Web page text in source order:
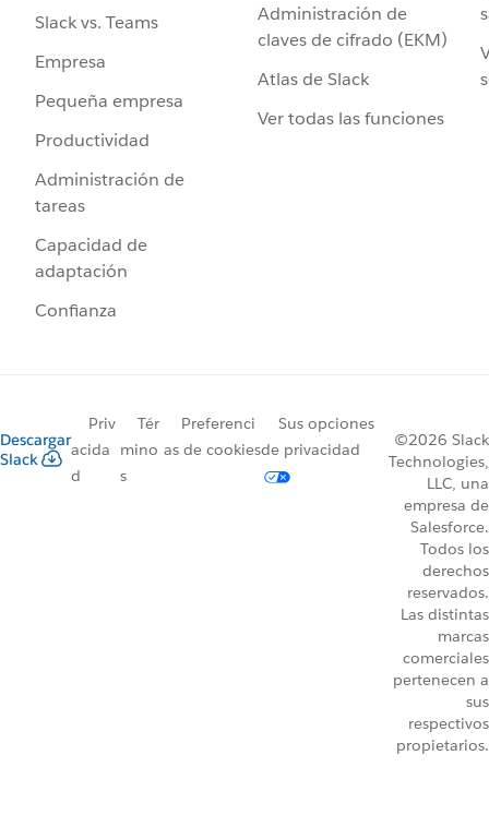
Slack vs. Teams
Empresa
Pequeña empresa
Productividad
Administración de
tareas
Capacidad de
adaptación
Confianza
Administración de
claves de cifrado (EKM)
Atlas de Slack
Ver todas las funciones
Descargar
Slack
Priv
acida
d
Tér
mino
s
Preferenci
as de cookies
Sus opciones
de privacidad
©2026 Slack
Technologies,
LLC, una
empresa de
Salesforce.
Todos los
derechos
reservados.
Las distintas
marcas
comerciales
pertenecen a
sus
respectivos
propietarios.